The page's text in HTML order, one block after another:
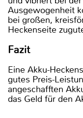
Ausgewogenheit
bei großen,
Heckenseite
Fazit
Eine Akku-
gutes Preis-
angeschafften
das Geld für den